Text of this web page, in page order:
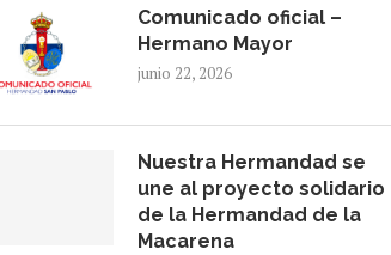
Comunicado oficial –
Hermano Mayor
junio 22, 2026
Nuestra Hermandad se
une al proyecto solidario
de la Hermandad de la
Macarena